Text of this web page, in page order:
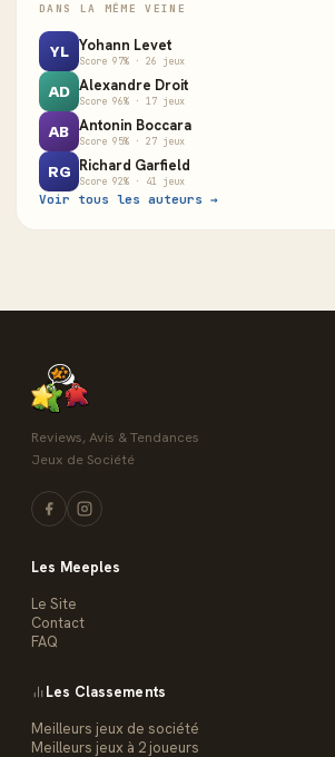
DANS LA MÊME VEINE
YL Yohann Levet
Score 97% · 26 jeux
AD Alexandre Droit
Score 96% · 17 jeux
AB Antonin Boccara
Score 95% · 27 jeux
RG Richard Garfield
Score 92% · 41 jeux
Voir tous les auteurs →
Reviews, Avis & Tendances
Jeux de Société
Les Meeples
Le Site
Contact
FAQ
Les Classements
Meilleurs jeux de société
Meilleurs jeux à 2 joueurs